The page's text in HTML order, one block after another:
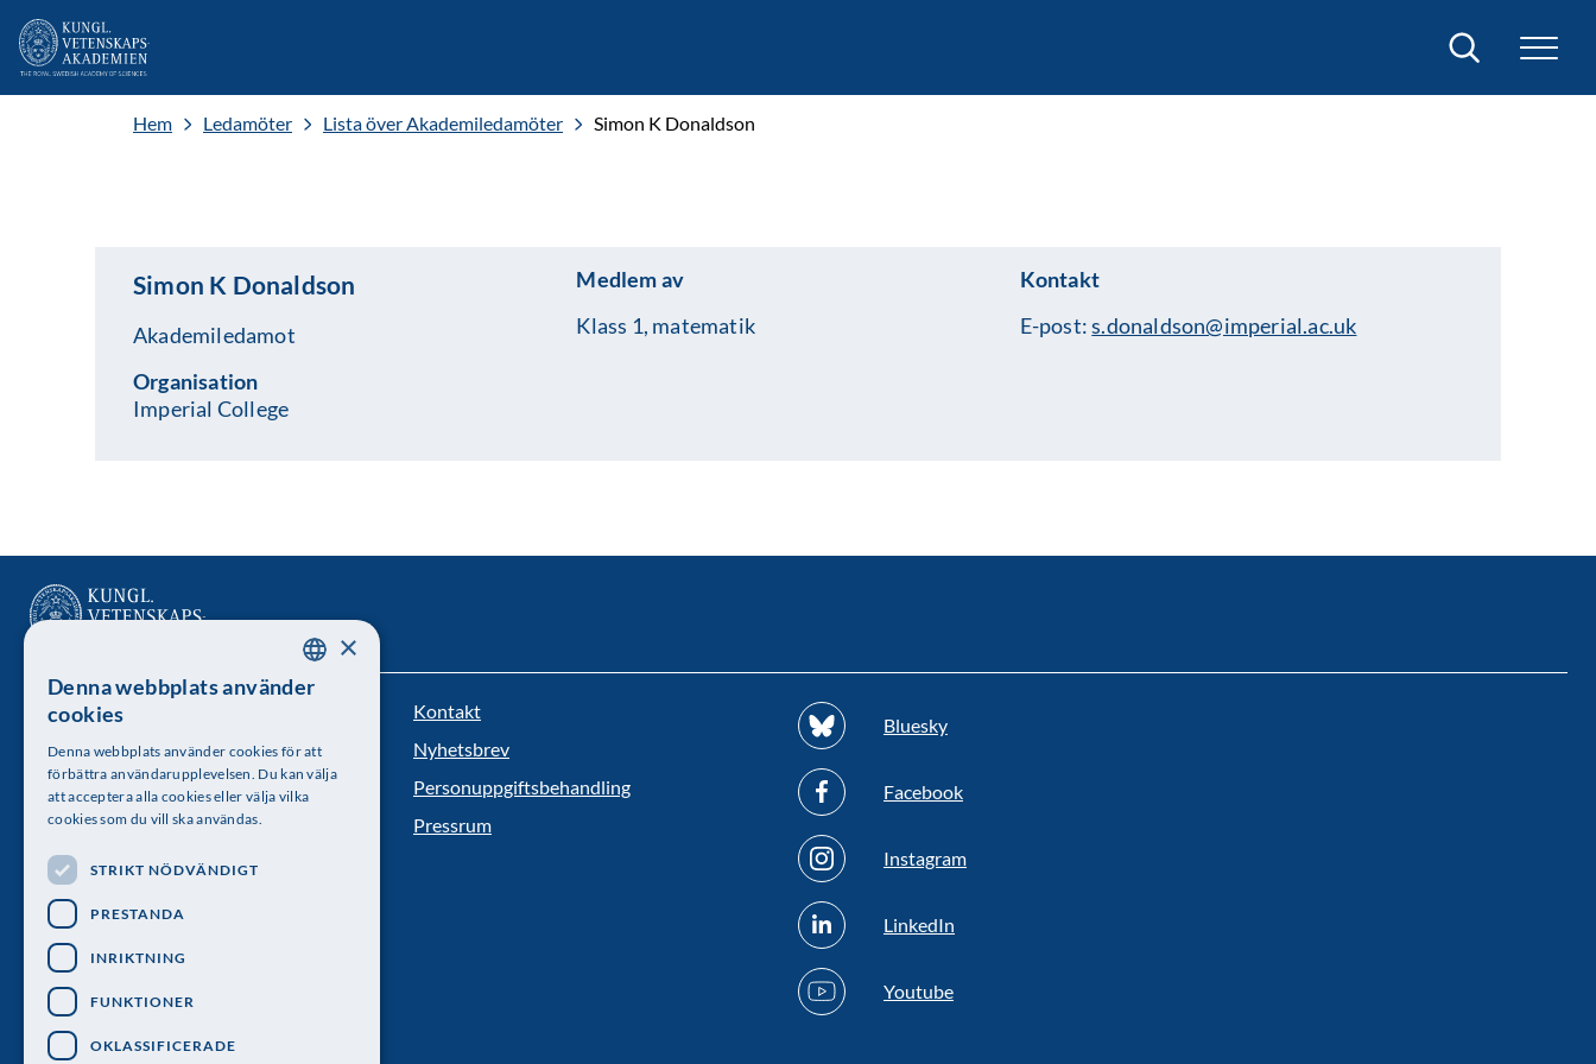
Sök
Hem Ledamöter Lista över Akademiledamöter Simon K Donaldson
Simon K Donaldson
Akademiledamot
Organisation
Imperial College
Medlem av
Klass 1, matematik
Kontakt
E-post:s.donaldson@imperial.ac.uk
Kungl. Vetenskapsakademien
Besöksadress: Lilla Frescativägen 4A
Telefon: 08-673 95 00
Kontakt
Nyhetsbrev
Personuppgiftsbehandling
Pressrum
Bluesky
Facebook
Instagram
LinkedIn
Youtube
SWEDISH
×
Denna webbplats använder
cookies
Denna webbplats använder cookies för att
förbättra användarupplevelsen. Du kan välja
att acceptera alla cookies eller välja vilka
cookies som du vill ska användas.
STRIKT NÖDVÄNDIGT
PRESTANDA
INRIKTNING
FUNKTIONER
OKLASSIFICERADE